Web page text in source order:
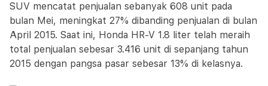
SUV mencatat penjualan sebanyak 608 unit pada
bulan Mei, meningkat 27% dibanding penjualan di bulan
April 2015. Saat ini, Honda HR-V 1.8 liter telah meraih
total penjualan sebesar 3.416 unit di sepanjang tahun
2015 dengan pangsa pasar sebesar 13% di kelasnya.